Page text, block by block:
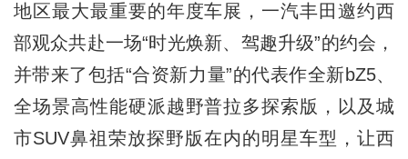
地区最大最重要的年度车展，一汽丰田邀约西
部观众共赴一场“时光焕新、驾趣升级”的约会，
并带来了包括“合资新力量”的代表作全新bZ5、
全场景高性能硬派越野普拉多探索版，以及城
市SUV鼻祖荣放探野版在内的明星车型，让西